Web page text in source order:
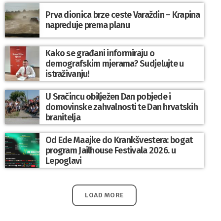
Prva dionica brze ceste Varaždin – Krapina
napreduje prema planu
Kako se građani informiraju o
demografskim mjerama? Sudjelujte u
istraživanju!
U Sračincu obilježen Dan pobjede i
domovinske zahvalnosti te Dan hrvatskih
branitelja
Od Ede Maajke do Krankšvestera: bogat
program Jailhouse Festivala 2026. u
Lepoglavi
LOAD MORE